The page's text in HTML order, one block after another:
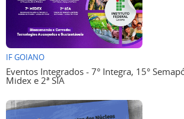
IF GOIANO
Eventos Integrados - 7° Integra, 15°
Midex e 2ª SIA